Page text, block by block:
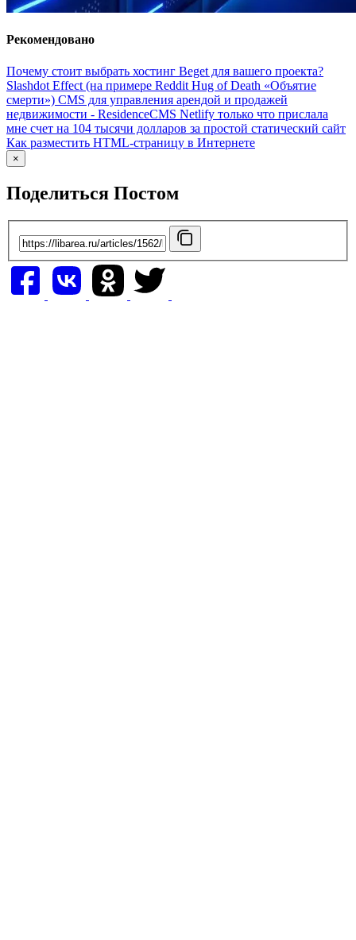
Рекомендовано
Почему стоит выбрать хостинг Beget для вашего проекта?
Slashdot Effect (на примере Reddit Hug of Death «Объятие
смерти») CMS для управления арендой и продажей
недвижимости - ResidenceCMS Netlify только что прислала
мне счет на 104 тысячи долларов за простой статический сайт
Как разместить HTML-страницу в Интернете
×
Поделиться Постом